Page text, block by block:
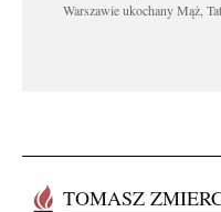
Warszawie ukochany Mąż,
TOMASZ